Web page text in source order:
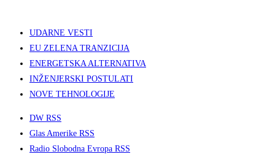
UDARNE VESTI
EU ZELENA TRANZICIJA
ENERGETSKA ALTERNATIVA
INŽENJERSKI POSTULATI
NOVE TEHNOLOGIJE
DW RSS
Glas Amerike RSS
Radio Slobodna Evropa RSS